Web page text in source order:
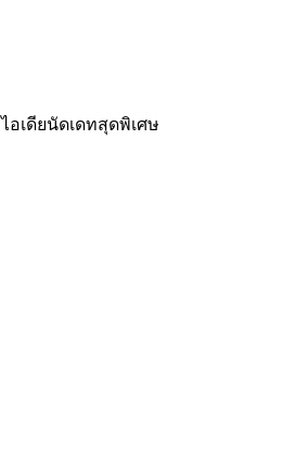
ไอเดียนัดเดทสุดพิเศษ